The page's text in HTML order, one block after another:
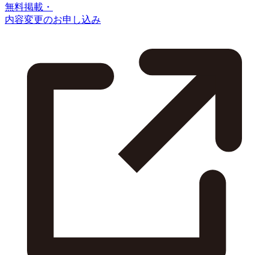
無料掲載・
内容変更のお申し込み